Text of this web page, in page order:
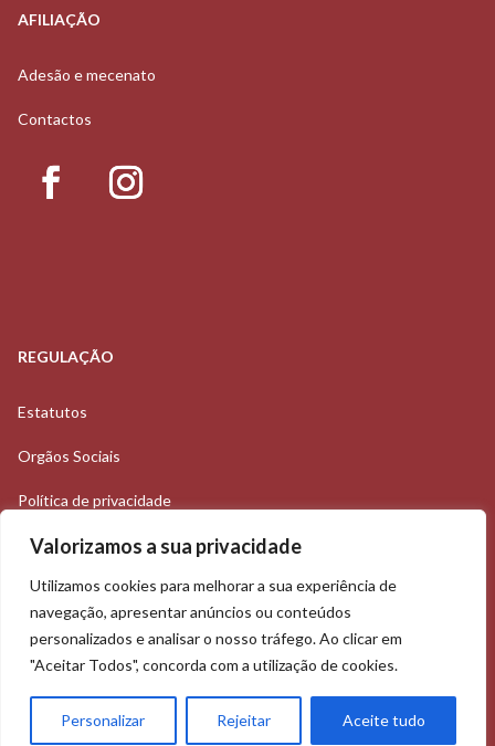
Valorizamos a sua privacidade
Utilizamos cookies para melhorar a sua experiência de
navegação, apresentar anúncios ou conteúdos
personalizados e analisar o nosso tráfego. Ao clicar em
"Aceitar Todos", concorda com a utilização de cookies.
Personalizar Rejeitar Aceite tudo
AFILIAÇÃO
Adesão e mecenato
Contactos
REGULAÇÃO
Estatutos
Orgãos Sociais
Política de privacidade
Rua Abel Salazar, 37B
1600-817 Lisboa